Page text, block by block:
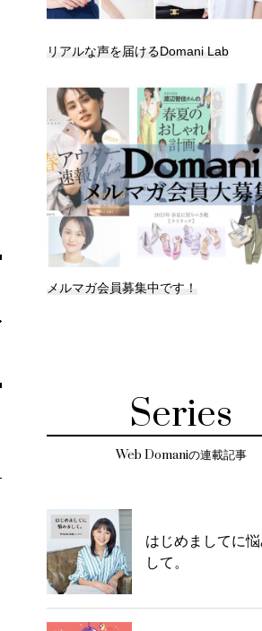
リアルな声を届けるDomani Lab
メルマガ会員募集中です！
Series
Web Domaniの連載記事
はじめましてに悩
して。